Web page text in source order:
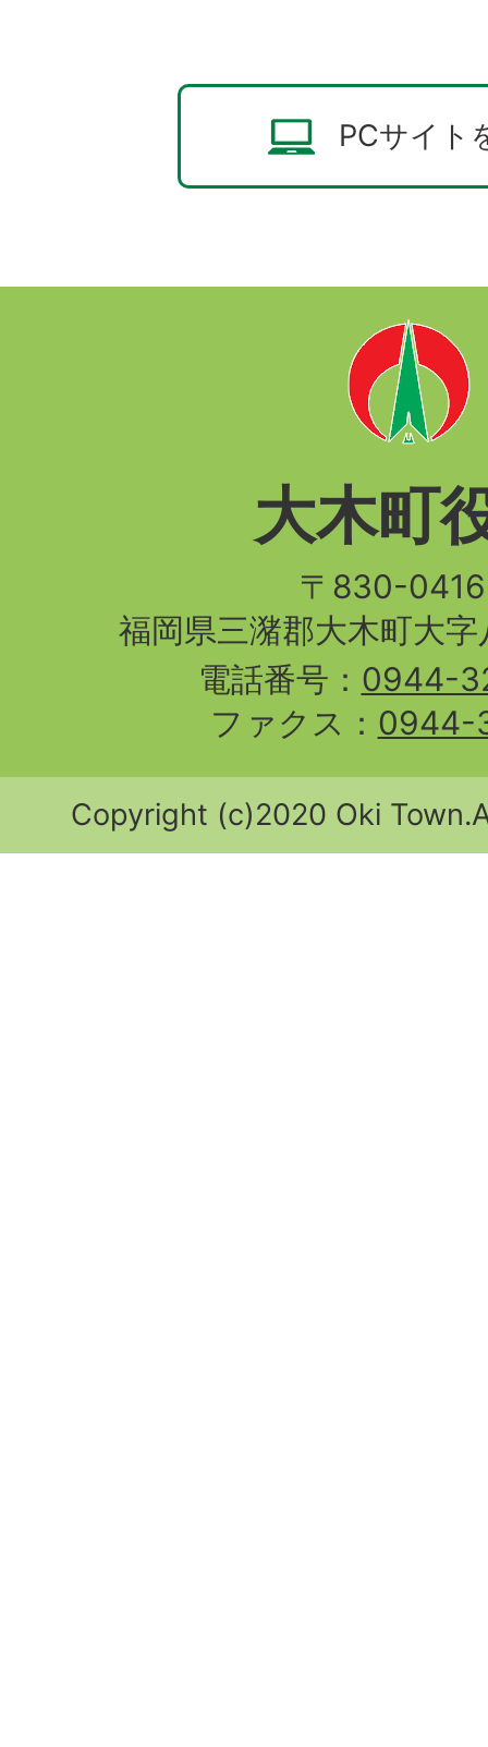
PCサイト
大木町
〒830-
福岡県三潴郡大木町大
電話番号： 0944-
ファクス： 0944-
Copyright (c)2020 Oki